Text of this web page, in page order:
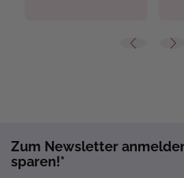
Zum Newsletter
sparen!*